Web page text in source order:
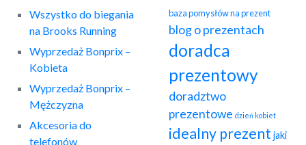
Wszystko do biegania
na Brooks Running
Wyprzedaż Bonprix –
Kobieta
Wyprzedaż Bonprix –
Mężczyzna
Akcesoria do
telefonów
baza pomysłów na prezent
blog o prezentach
doradca
prezentowy
doradztwo
prezentowe dzień kobiet
idealny prezent jaki